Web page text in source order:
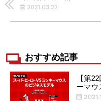
2021.03.22
おすすめ記事
【第
ーマウ